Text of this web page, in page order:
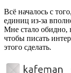
Всё началось с
единиц из-за
Мне стало обидно,
чтобы писать
этого сделать.